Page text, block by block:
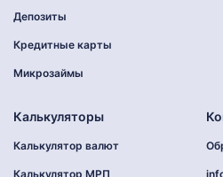
Депозиты
Кредитные карты
Микрозаймы
Калькуляторы
Калькулятор валют
Калькулятор МРП